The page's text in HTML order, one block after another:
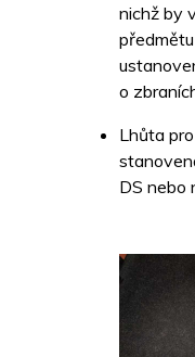
nichž by
o
Lhůta
DS nebo